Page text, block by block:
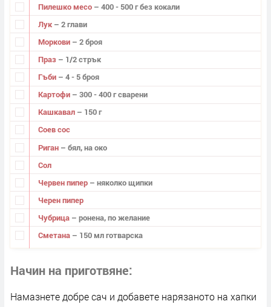
Пилешко месо – 400 - 500 г без кокали
Лук – 2 глави
Моркови – 2 броя
Праз – 1/2 стрък
Гъби – 4 - 5 броя
Картофи – 300 - 400 г сварени
Кашкавал – 150 г
Соев сос
Риган – бял, на око
Сол
Червен пипер – няколко щипки
Черен пипер
Чубрица – ронена, по желание
Сметана – 150 мл готварска
Начин на приготвяне
Намазнете добре сач и добавете нарязаното на хапки